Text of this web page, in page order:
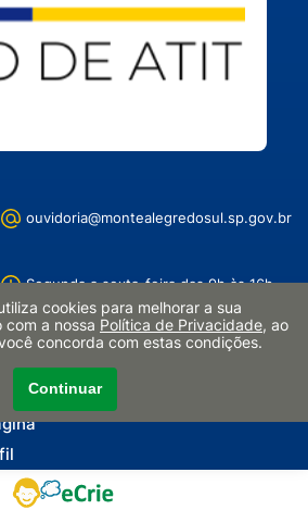
ouvidoria@montealegredosul.sp.gov.br
Segunda a sexta-feira das 9h às 16h
e-Ouve – Responsável: Mariana
cookies para melhorar a sua
a nossa Política de Privacidade, ao
concorda com estas condições.
Continuar